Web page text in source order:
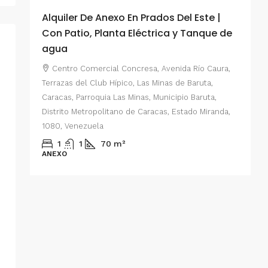
de
Alquiler De Anexo En Prados Del Este |
Con Patio, Planta Eléctrica y Tanque de
agua
Centro Comercial Concresa, Avenida Río Caura,
Terrazas del Club Hípico, Las Minas de Baruta,
Caracas, Parroquia Las Minas, Municipio Baruta,
Distrito Metropolitano de Caracas, Estado Miranda,
1080, Venezuela
1 1 70 m²
ANEXO